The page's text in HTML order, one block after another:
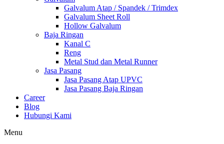
Galvalum Atap / Spandek / Trimdex
Galvalum Sheet Roll
Hollow Galvalum
Baja Ringan
Kanal C
Reng
Metal Stud dan Metal Runner
Jasa Pasang
Jasa Pasang Atap UPVC
Jasa Pasang Baja Ringan
Career
Blog
Hubungi Kami
Menu